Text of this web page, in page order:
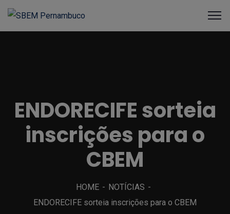
ENDORECIFE sorteia
inscrições para o
CBEM
HOME
NOTÍCIAS
ENDORECIFE sorteia inscrições para o CBEM